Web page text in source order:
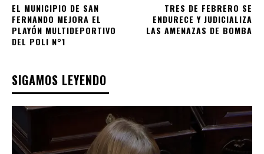
EL MUNICIPIO DE SAN
FERNANDO MEJORA EL
PLAYÓN MULTIDEPORTIVO
DEL POLI N°1
TRES DE FEBRERO SE
ENDURECE Y JUDICIALIZA
LAS AMENAZAS DE BOMBA
SIGAMOS LEYENDO